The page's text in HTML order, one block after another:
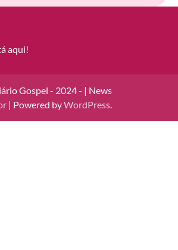
aqui!
Gospel - 2024 - | News
| Powered byWordPress.